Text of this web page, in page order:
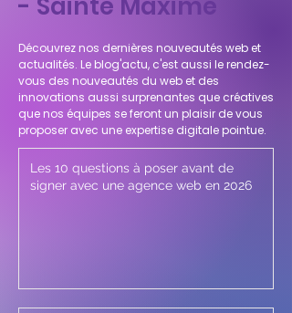
Découvrez nos dernières nouveautés web et
actualités. Le blog'actu, c'est aussi le rendez-
vous des nouveautés du web et des
innovations aussi surprenantes que créatives
que nos équipes se feront un plaisir de vous
proposer avec une expertise digitale pointue.
Les 10 questions à poser avant de
signer avec une agence web en 2026